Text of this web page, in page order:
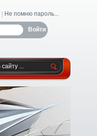
Не помню пароль...